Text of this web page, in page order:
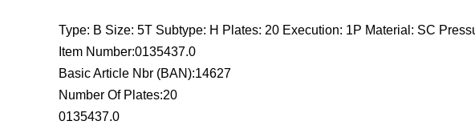
Type: B Size: 5T Subtype: H Plates: 20 Execution: 1P Material: SC
Item Number:0135437.0
Basic Article Nbr (BAN):14627
Number Of Plates:20
0135437.0